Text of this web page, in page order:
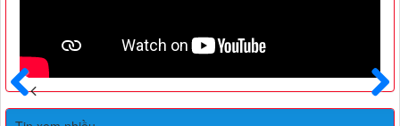
Sau
Trước